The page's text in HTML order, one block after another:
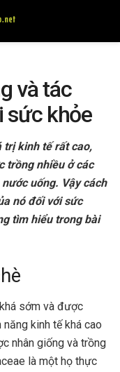
và tác
sức khỏe
trị kinh tế rất cao,
trồng nhiều ở các
uống. Vậy cách
nó đối với sức
tìm hiểu trong bài
sớm và được
kinh tế khá cao
nhân giống và trồng
là một họ thực